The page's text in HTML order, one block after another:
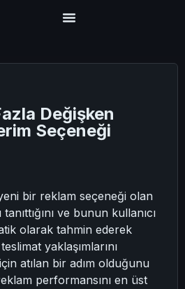
Değişken
Seçeneği
bir reklam seçeneği olan
ve bunun kullanıcı
olarak tahmin ederek
yaklaşımlarını
atılan bir adım olduğunu
performansını en üst